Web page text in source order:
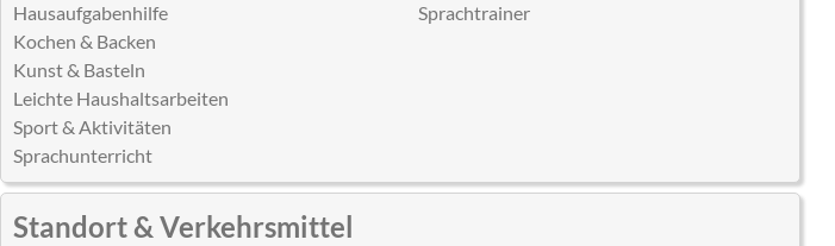
Hausaufgabenhilfe
Kochen & Backen
Kunst & Basteln
Leichte Haushaltsarbeiten
Sport & Aktivitäten
Sprachunterricht
Sprachtrainer
Standort & Verkehrsmittel